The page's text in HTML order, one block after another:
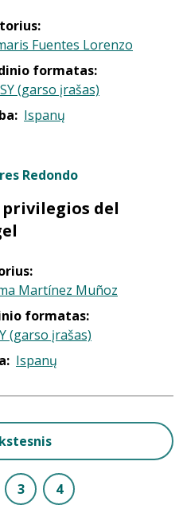
Fuentes Lorenzo
formatas:
(garso įrašas)
Ispanų
Redondo
privilegios del
Martínez Muñoz
formatas:
(garso įrašas)
Ispanų
3 4